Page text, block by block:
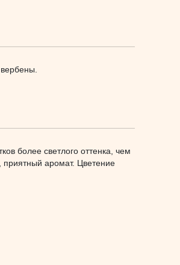
более светлого оттенка, чем
приятный аромат. Цветение